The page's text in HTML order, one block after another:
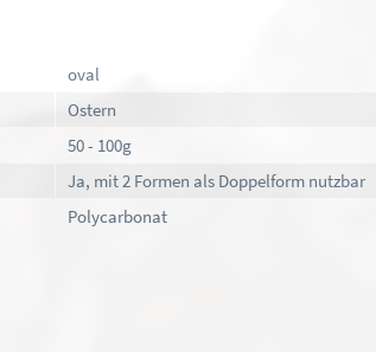
oval
Ostern
50 - 100g
Ja, mit 2 Formen als Doppelform nutzbar
Polycarbonat